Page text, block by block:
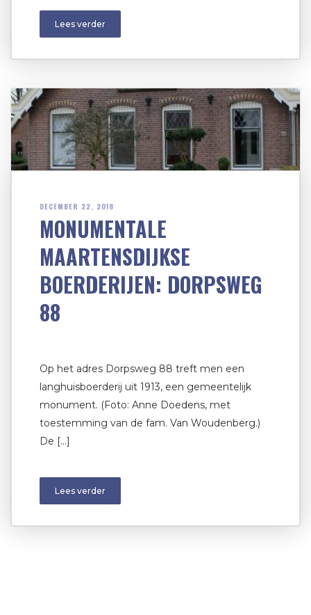
Lees verder
DECEMBER 22, 2018
MONUMENTALE
MAARTENSDIJKSE
BOERDERIJEN: DORPSWEG
88
Op het adres Dorpsweg 88 treft men een
langhuisboerderij uit 1913, een gemeentelijk
monument. (Foto: Anne Doedens, met
toestemming van de fam. Van Woudenberg.)
De […]
Lees verder